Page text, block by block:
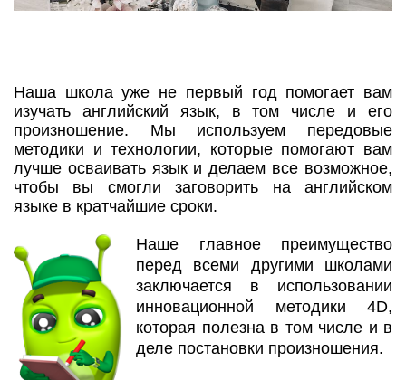
Наша школа уже не первый год помогает вам
изучать английский язык, в том числе и его
произношение. Мы используем передовые
методики и технологии, которые помогают вам
лучше осваивать язык и делаем все возможное,
чтобы вы смогли заговорить на английском
языке в кратчайшие сроки.
Наше главное преимущество
перед всеми другими школами
заключается в использовании
инновационной методики 4D,
которая полезна в том числе и в
деле постановки произношения.